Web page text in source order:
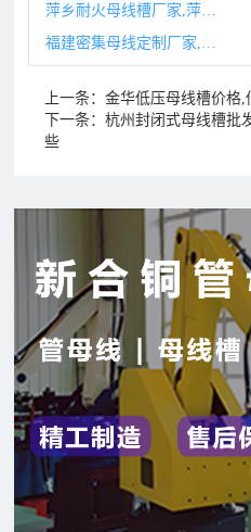
上一条：金华低压母线槽价格,
下一条：杭州封闭式母线槽批
些